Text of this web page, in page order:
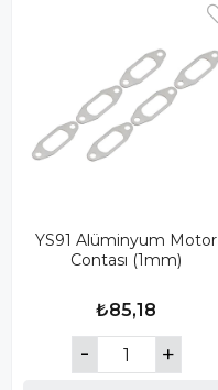
YS91 Alüminyum Motor
Contası (1mm)
₺85,18